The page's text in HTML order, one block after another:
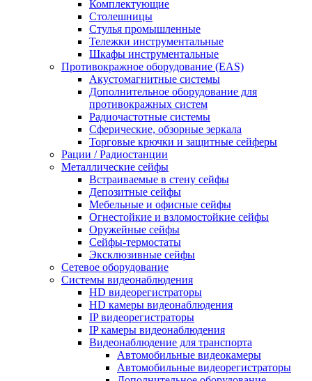
Комплектующие
Столешницы
Стулья промышленные
Тележки инструментальные
Шкафы инструментальные
Противокражное оборудование (EAS)
Акустомагнитные системы
Дополнительное оборудование для
противокражных систем
Радиочастотные системы
Сферические, обзорные зеркала
Торговые крючки и защитные сейферы
Рации / Радиостанции
Металлические сейфы
Встраиваемые в стену сейфы
Депозитные сейфы
Мебельные и офисные сейфы
Огнестойкие и взломостойкие сейфы
Оружейные сейфы
Сейфы-термостаты
Эксклюзивные сейфы
Сетевое оборудование
Системы видеонаблюдения
HD видеорегистраторы
HD камеры видеонаблюдения
IP видеорегистраторы
IP камеры видеонаблюдения
Видеонаблюдение для транспорта
Автомобильные видеокамеры
Автомобильные видеорегистраторы